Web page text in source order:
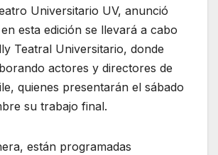
Universitario UV, anunció
esta edición se llevará a cabo
Teatral Universitario, donde
actores y directores de
quienes presentarán el sábado
su trabajo final.
están programadas